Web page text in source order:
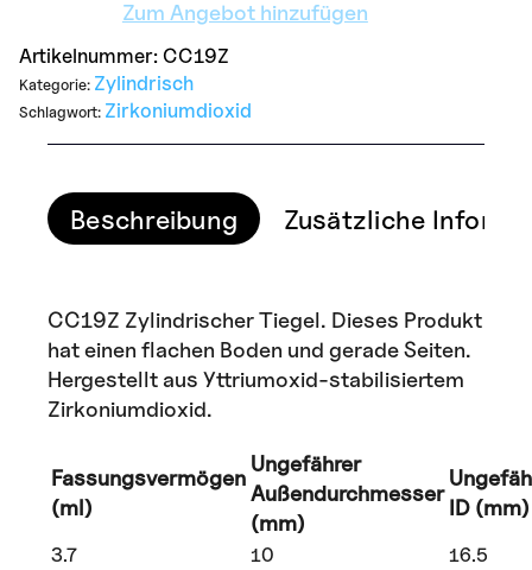
Zum Angebot hinzufügen
Artikelnummer: CC19Z
Kategorie: Zylindrisch
Schlagwort: Zirkoniumdioxid
Beschreibung Zusätzliche
CC19Z Zylindrischer Tiegel. Dieses Produkt
hat einen flachen Boden und gerade Seiten.
Hergestellt aus Yttriumoxid-stabilisiertem
Zirkoniumdioxid.
Fassungsvermögen
(ml)
Ungefährer
Außendurchmesser
(mm)
ID (mm)
3.7 10 16.5